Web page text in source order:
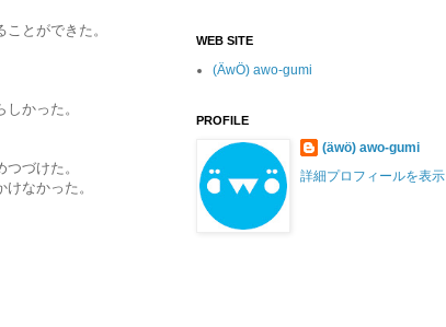
とができた。
かった。
づけた。
なかった。
WEB SITE
(ÄwÖ) awo-gumi
PROFILE
(äwö) awo-gumi
詳細プロフィールを表示